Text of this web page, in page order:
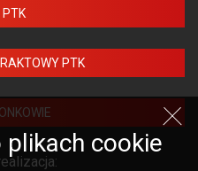
PTK
PTK
plikach cookie